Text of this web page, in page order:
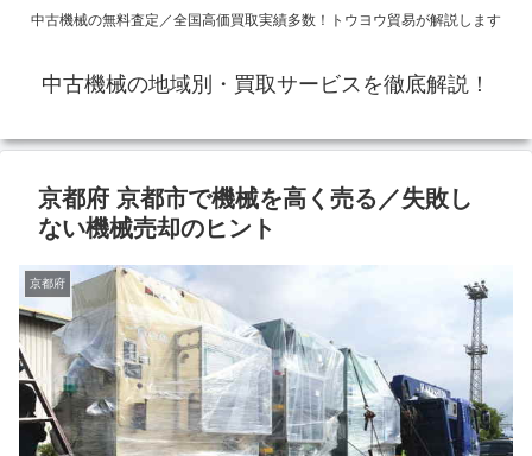
中古機械の無料査定／全国高価買取実績多数！トウヨウ貿易が解説します
中古機械の地域別・買取サービスを徹底解説！
京都府 京都市で機械を高く売る／失敗し
ない機械売却のヒント
京都府